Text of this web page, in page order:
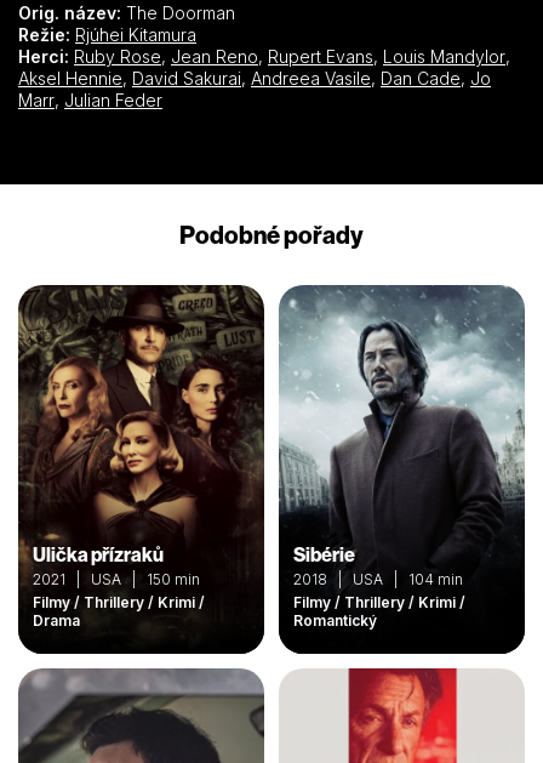
Orig. název: The Doorman
Režie: Rjúhei Kitamura
Herci: Ruby Rose, Jean Reno, Rupert Evans, Louis Mandylor,
Aksel Hennie, David Sakurai, Andreea Vasile, Dan Cade, Jo
Marr, Julian Feder
Podobné pořady
Ulička přízraků
2021 | USA | 150 min
Filmy / Thrillery / Krimi /
Drama
Sibérie
2018 | USA | 104 min
Filmy / Thrillery / Krimi /
Romantický